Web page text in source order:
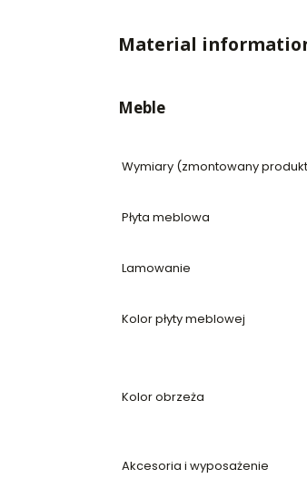
Material
Meble
Wymiary (zmontowany
Płyta meblowa
Lamowanie
Kolor płyty meblowej
Kolor obrzeża
Akcesoria i wyposażenie